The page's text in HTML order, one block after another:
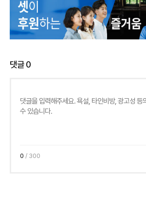
댓글0
0 / 300